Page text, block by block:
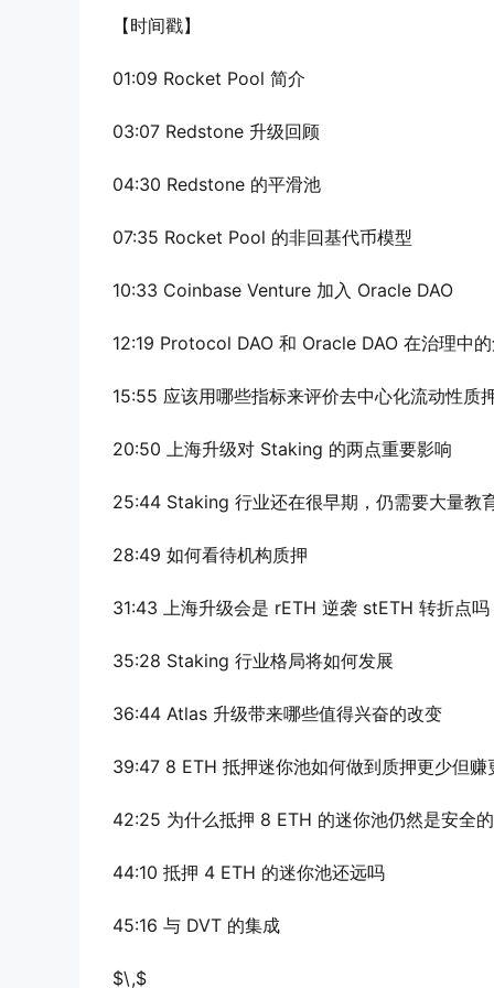
【时间戳】
01:09 Rocket Pool 简介
03:07 Redstone 升级回顾
04:30 Redstone 的平滑池
07:35 Rocket Pool 的非回基代币模型
10:33 Coinbase Venture 加入 Oracle DAO
12:19 Protocol DAO 和 Oracle DAO 在治理中
15:55 应该用哪些指标来评价去中心化流动性质
20:50 上海升级对 Staking 的两点重要影响
25:44 Staking 行业还在很早期，仍需要大量教
28:49 如何看待机构质押
31:43 上海升级会是 rETH 逆袭 stETH 转折点吗
35:28 Staking 行业格局将如何发展
36:44 Atlas 升级带来哪些值得兴奋的改变
39:47 8 ETH 抵押迷你池如何做到质押更少但赚
42:25 为什么抵押 8 ETH 的迷你池仍然是安全的
44:10 抵押 4 ETH 的迷你池还远吗
45:16 与 DVT 的集成
$\,$